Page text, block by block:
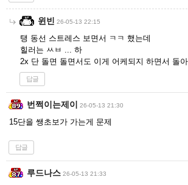
윈빈 26-05-13 22:15
탱 동선 스트레스 보면서 ㅋㅋ 했는데
힐러는 ㅆㅂ ... 하
2x 단 돌면 돌면서도 이게 어케되지 하면서 돌
답글
번쩍이는제이 26-05-13 21:30
15단을 쌩초보가 가는게 문제
답글
루드나스 26-05-13 21:33